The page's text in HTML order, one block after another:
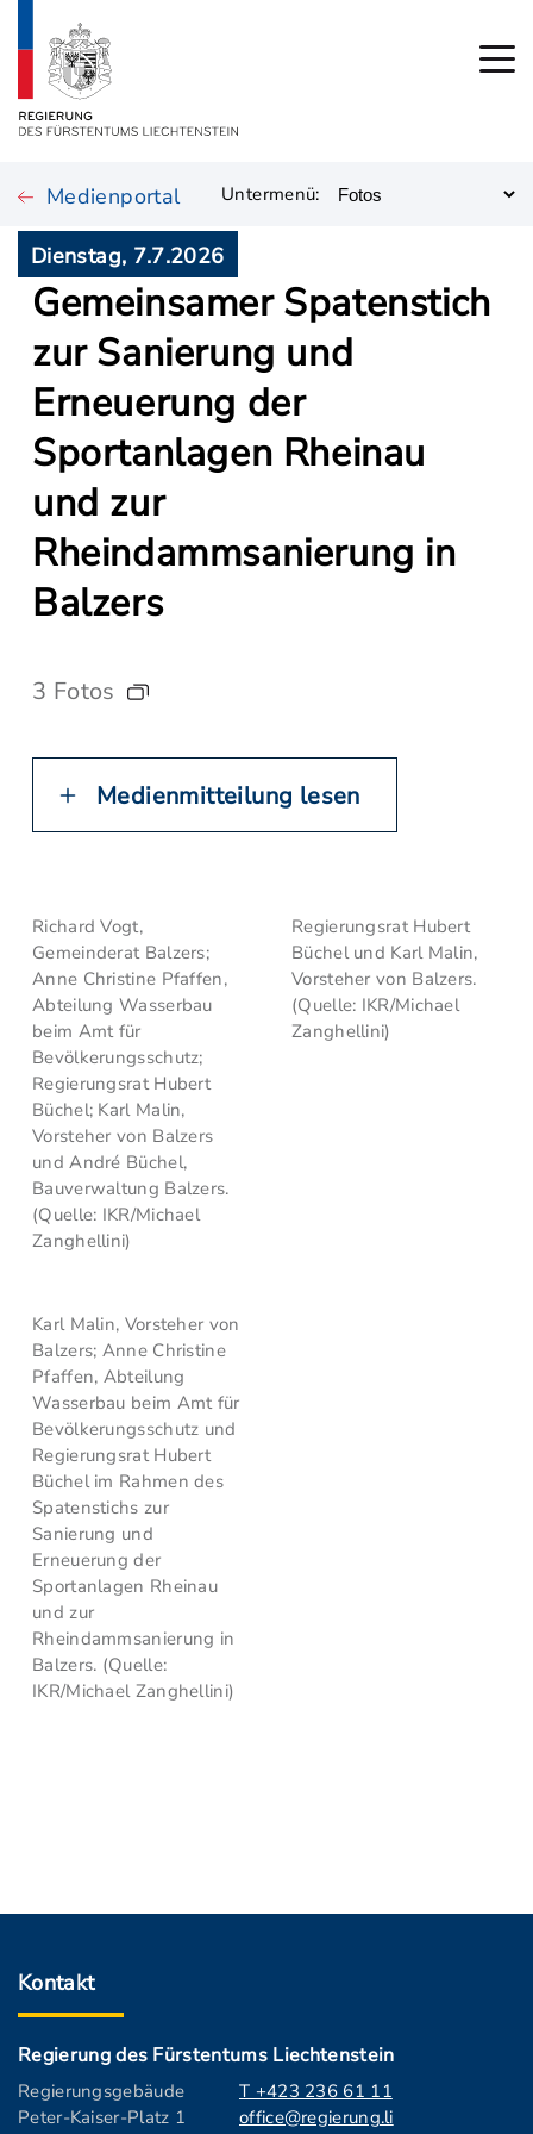
Medienportal Untermenü:
Dienstag, 7.7.2026
Gemeinsamer Spatenstich
zur Sanierung und
Erneuerung der
Sportanlagen Rheinau
und zur
Rheindammsanierung in
Balzers
3 Fotos
Medienmitteilung lesen
Richard Vogt,
Gemeinderat Balzers;
Anne Christine Pfaffen,
Abteilung Wasserbau
beim Amt für
Bevölkerungsschutz;
Regierungsrat Hubert
Büchel; Karl Malin,
Vorsteher von Balzers
und André Büchel,
Bauverwaltung Balzers.
(Quelle: IKR/Michael
Zanghellini)
Regierungsrat Hubert
Büchel und Karl Malin,
Vorsteher von Balzers.
(Quelle: IKR/Michael
Zanghellini)
Karl Malin, Vorsteher von
Balzers; Anne Christine
Pfaffen, Abteilung
Wasserbau beim Amt für
Bevölkerungsschutz und
Regierungsrat Hubert
Büchel im Rahmen des
Spatenstichs zur
Sanierung und
Erneuerung der
Sportanlagen Rheinau
und zur
Rheindammsanierung in
Balzers. (Quelle:
IKR/Michael Zanghellini)
Kontakt
Regierung des Fürstentums Liechtenstein
Regierungsgebäude
Peter-Kaiser-Platz 1
T +423 236 61 11
office@regierung.li